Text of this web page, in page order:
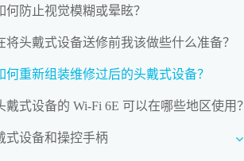
何防止视觉模糊或晕眩？
将头戴式设备送修前我该做些什么准备？
何重新组装维修过后的头戴式设备？
戴式设备的 Wi‍-Fi 6E 可以在哪些地区使用？
式设备和操控手柄